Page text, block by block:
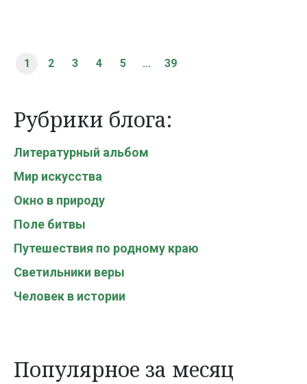
1 2 3 4 5 ... 39
Рубрики блога:
Литературный альбом
Мир искусства
Окно в природу
Поле битвы
Путешествия по родному краю
Светильники веры
Человек в истории
Популярное за месяц